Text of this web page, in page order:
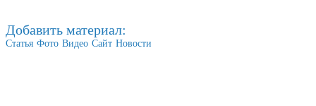
Добавить материал:
Статья Фото Видео Сайт Новости